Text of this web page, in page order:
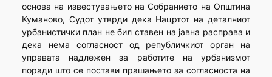
основа на известувањето на Собранието на Општина
Куманово, Судот утврди дека Нацртот на деталниот
урбанистички план не бил ставен на јавна расправа и
дека нема согласност од републичкиот орган на
управата надлежен за работите на урбанизмот
поради што се постави прашањето за согласноста на